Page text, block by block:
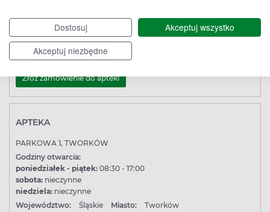
Dostosuj
Akceptuj wszystko
Akceptuj niezbędne
poniedziałek - piątek:08:00 - 18:00
08:00 - 13:00
niedziela:nieczynne
Województwo:
Śląskie Miasto:
Złóż zamówienie do apteki
APTEKA
PARKOWA 1, TWORKÓW
Godziny otwarcia:
poniedziałek - piątek: 08:30 - 17:00
sobota: nieczynne
niedziela: nieczynne
Województwo:
Śląskie Miasto: Tworków